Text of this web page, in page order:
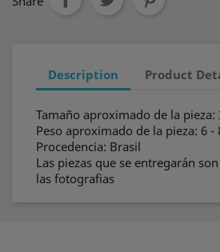
Description Product
Tamaño aproximado de la pieza:
Peso aproximado de la pieza: 6 -
Procedencia: Brasil
Las piezas que se entregarán
las fotografias